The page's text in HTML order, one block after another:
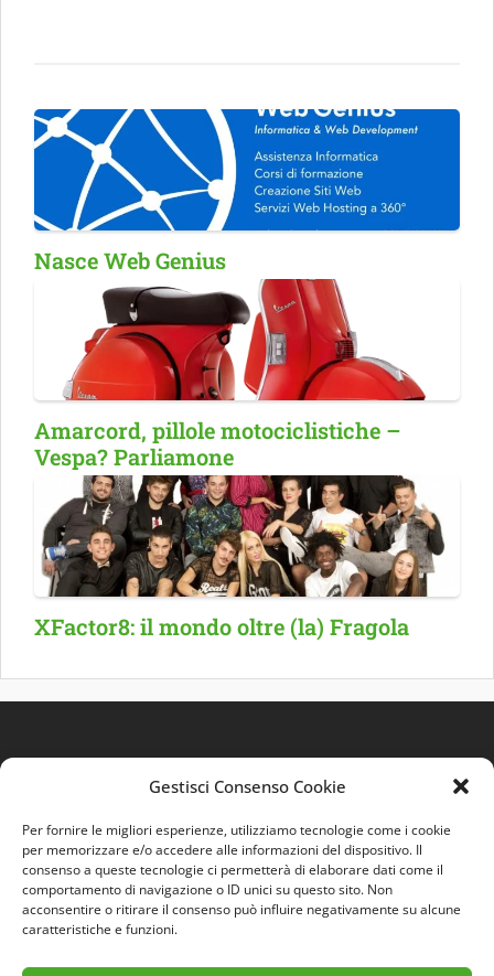
Gestisci Consenso Cookie
Per fornire le migliori esperienze, utilizziamo tecnologie come i cookie
per memorizzare e/o accedere alle informazioni del dispositivo. Il
consenso a queste tecnologie ci permetterà di elaborare dati come il
comportamento di navigazione o ID unici su questo sito. Non
acconsentire o ritirare il consenso può influire negativamente su alcune
caratteristiche e funzioni.
Nasce Web Genius
Amarcord, pillole motociclistiche –
Vespa? Parliamone
XFactor8: il mondo oltre (la) Fragola
Quest'opera è distribuita con LicenzaCreative
Commons 3.0 Italia.